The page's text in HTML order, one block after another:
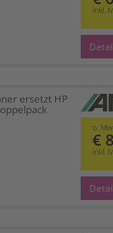
inkl.
ersetzt HP
o.
€
inkl.